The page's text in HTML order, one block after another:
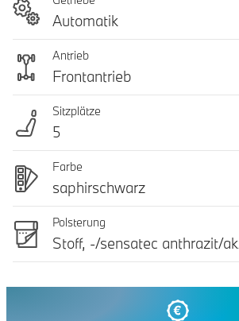
Automatik
Antrieb
Frontantrieb
Sitzplätze
5
Farbe
saphirschwarz
Polsterung
Stoff, -/sensatec anthrazit/